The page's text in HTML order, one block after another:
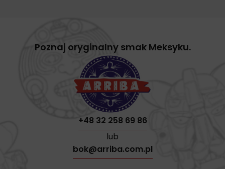
Poznaj oryginalny smak Meksyku.
+48 32 258 69 86
lub
bok@arriba.com.pl